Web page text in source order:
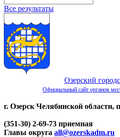
Все результаты
Озерский
Официальный сайт органов
г. Озерск Челябинской области,
(351-30) 2-69-73 приемная
Главы округа all@ozerskadm.ru